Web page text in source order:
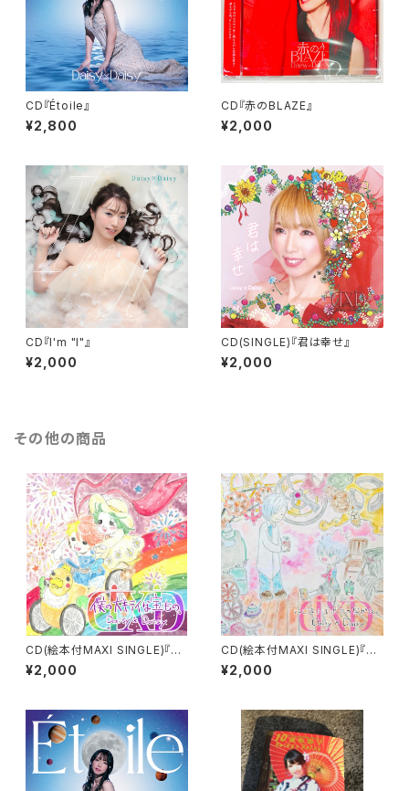
CD『Étoile』
¥2,800
CD『赤のBLAZE』
¥2,000
CD『I'm "I"』
¥2,000
CD(SINGLE)『君は幸せ』
¥2,000
その他の商品
CD(絵本付MAXI SINGLE)『僕
の大キライな宝もの。』
¥2,000
CD(絵本付MAXI SINGLE)『は
じまりはボクのなかに。』
¥2,000